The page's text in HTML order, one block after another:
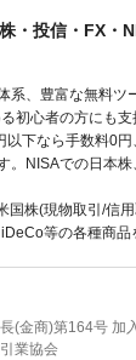
・投信・FX・
系、豊富な無料ツ
初心者の方にも支
下なら手数料0
。NISAでの日本
国株(現物取引/信
等の各種商品
(金商)第164号 加
業協会